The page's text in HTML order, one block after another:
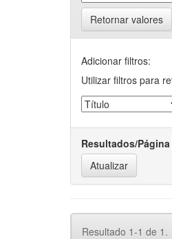
Retornar valores
Adicionar filtros:
Utilizar filtros para
Resultados/Página
Resultado 1-1 de 1.